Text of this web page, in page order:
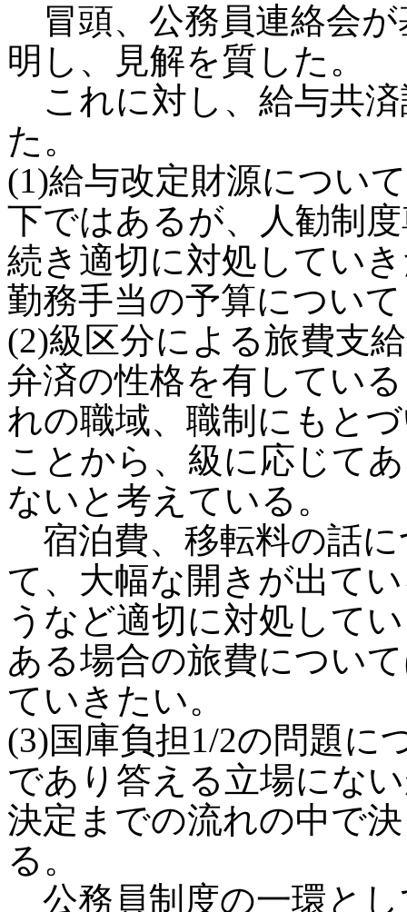
冒頭、公務員連絡会が
明し、見解を質した。
これに対し、給与共
た。
(1)給与改定財源につい
下ではあるが、人勧制
続き適切に対処してい
勤務手当の予算につい
(2)級区分による旅費支
弁済の性格を有してい
れの職域、職制にもと
ことから、級に応じて
ないと考えている。
宿泊費、移転料の話
て、大幅な開きが出て
うなど適切に対処して
ある場合の旅費につい
ていきたい。
(3)国庫負担1/2の問題に
であり答える立場にな
決定までの流れの中で
る。
公務員制度の一環と